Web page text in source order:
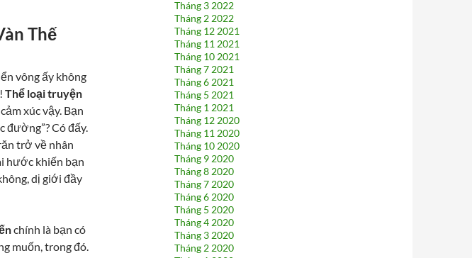
Thế
vông ấy không
Thể loại truyện
xúc vậy. Bạn
đường”? Có đấy.
trở về nhân
hước khiến bạn
dị giới đầy
chính là bạn có
muốn, trong đó.
Tháng 3 2022
Tháng 2 2022
Tháng 12 2021
Tháng 11 2021
Tháng 10 2021
Tháng 7 2021
Tháng 6 2021
Tháng 5 2021
Tháng 1 2021
Tháng 12 2020
Tháng 11 2020
Tháng 10 2020
Tháng 9 2020
Tháng 8 2020
Tháng 7 2020
Tháng 6 2020
Tháng 5 2020
Tháng 4 2020
Tháng 3 2020
Tháng 2 2020